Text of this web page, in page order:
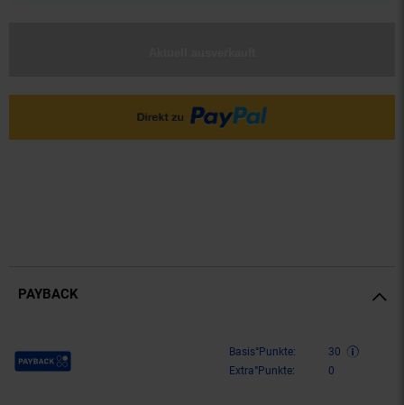
PAYBACK
Payback Punkte Basis°Punkte:
30
Extra°Punkte:
0